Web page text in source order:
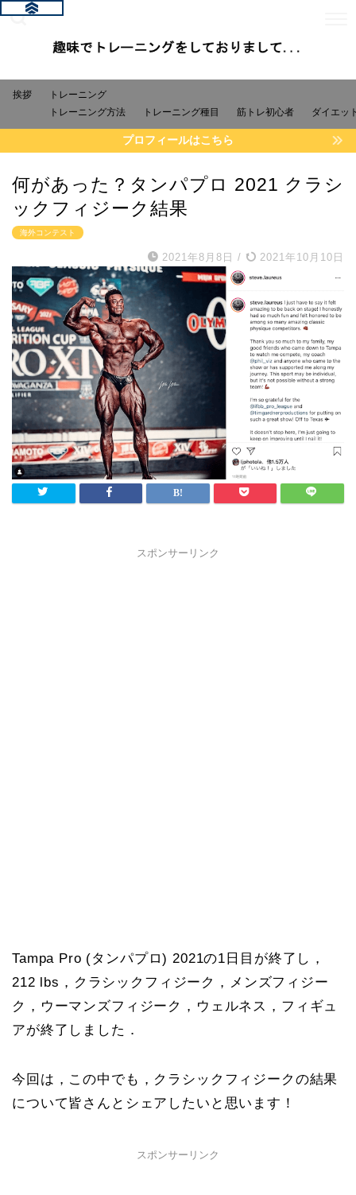
挨拶
トレーニング
トレーニング方法
トレーニング種目 筋トレ初心者 ダイエッ
プロフィールはこちら
何があった？タンパプロ 2021 クラシ
ックフィジーク結果
海外コンテスト
2021年8月8日 / 2021年10月10日
スポンサーリンク
Tampa Pro (タンパプロ) 2021の1日目が終了し，
212 lbs，クラシックフィジーク，メンズフィジー
ク，ウーマンズフィジーク，ウェルネス，フィギュ
アが終了しました．
今回は，この中でも，クラシックフィジークの結果
について皆さんとシェアしたいと思います！
スポンサーリンク